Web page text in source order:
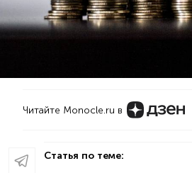
Читайте Monocle.ru в
Статья по теме: